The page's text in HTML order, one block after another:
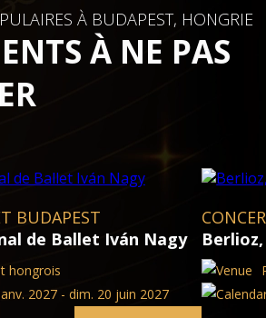
À BUDAPEST, HONGRIE
À NE PAS
BUDAPEST
de Ballet Iván Nagy
hongrois
2027 - dim. 20 juin 2027